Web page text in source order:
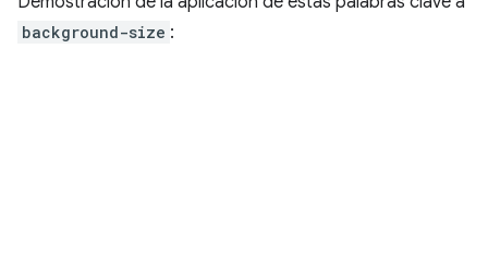
background-size :